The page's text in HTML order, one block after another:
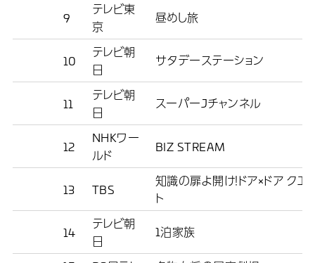
9
テレビ東
京
昼めし旅
10
テレビ朝
日
サタデーステーション
11
テレビ朝
日
スーパーJチャンネル
12
NHKワー
ルド
BIZ STREAM
13 TBS
知識の扉よ開け！ドア×ドア クエ
ト
14
テレビ朝
日
1泊家族